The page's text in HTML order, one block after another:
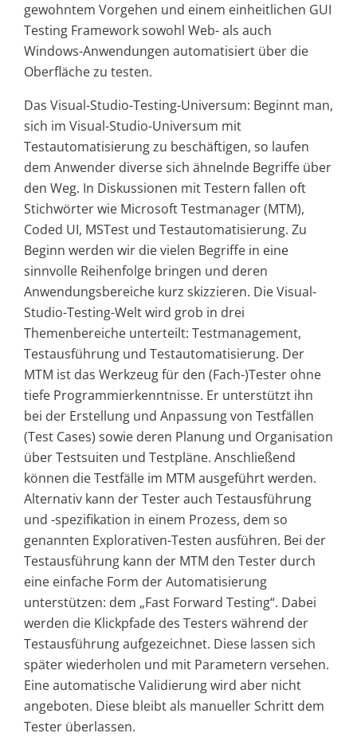
gewohntem Vorgehen und einem einheitlichen GUI
Testing Framework sowohl Web- als auch
Windows-Anwendungen automatisiert über die
Oberfläche zu testen.
Das Visual-Studio-Testing-Universum: Beginnt man,
sich im Visual-Studio-Universum mit
Testautomatisierung zu beschäftigen, so laufen
dem Anwender diverse sich ähnelnde Begriffe über
den Weg. In Diskussionen mit Testern fallen oft
Stichwörter wie Microsoft Testmanager (MTM),
Coded UI, MSTest und Testautomatisierung. Zu
Beginn werden wir die vielen Begriffe in eine
sinnvolle Reihenfolge bringen und deren
Anwendungsbereiche kurz skizzieren. Die Visual-
Studio-Testing-Welt wird grob in drei
Themenbereiche unterteilt: Testmanagement,
Testausführung und Testautomatisierung. Der
MTM ist das Werkzeug für den (Fach-)Tester ohne
tiefe Programmierkenntnisse. Er unterstützt ihn
bei der Erstellung und Anpassung von Testfällen
(Test Cases) sowie deren Planung und Organisation
über Testsuiten und Testpläne. Anschließend
können die Testfälle im MTM ausgeführt werden.
Alternativ kann der Tester auch Testausführung
und -spezifikation in einem Prozess, dem so
genannten Explorativen-Testen ausführen. Bei der
Testausführung kann der MTM den Tester durch
eine einfache Form der Automatisierung
unterstützen: dem „Fast Forward Test­ing“. Dabei
werden die Klickpfade des Testers während der
Testausführung aufgezeichnet. Diese lassen sich
später wiederholen und mit Parametern versehen.
Eine automatische Validierung wird aber nicht
angeboten. Diese bleibt als manueller Schritt dem
Tester überlassen.